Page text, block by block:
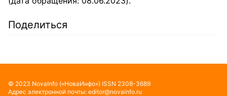
Поделиться
© 2023 NovaInfo («НоваИнфо») ISSN 2308-3689
Адрес электронной почты: editor@novainfo.ru